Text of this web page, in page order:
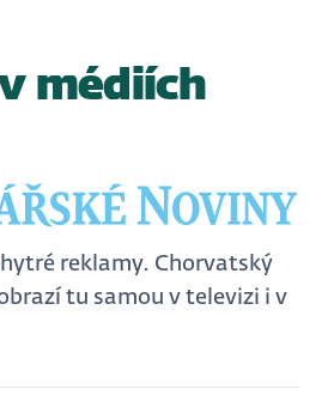
médiích
reklamy. Chorvatský
tu samou v televizi i v